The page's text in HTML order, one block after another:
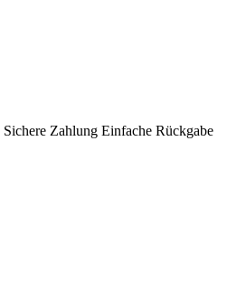
Sichere Zahlung Einfache Rückgabe